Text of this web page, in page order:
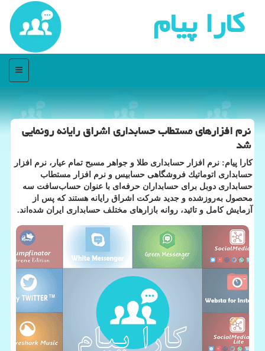
كارا پیام
منو
نرم افزارهای مستطاب حسابداری اشراق رایانه رونمایی
شد
كارا پیام: نرم افزار حسابداری طلا و جواهر مسبح تمام عیار، نرم افزار
حسابداری اتوماتیك فروشگاهی حسابیس و نرم افزار مستطاب
حسابداری دوبل برای حسابداران حرفه‌ای با عنوان حساب‌سافت سه
محصول به‌روزشده و جدید شركت اشراق رایانه هستند كه پس از
آزمایش كامل و تائید، روانه‌ بازارهای مختلف حسابداری ایران شده‌اند.